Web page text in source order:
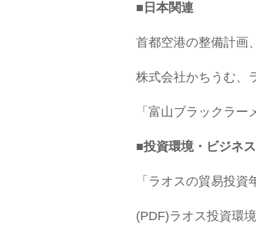
■日本関連
首都空港の整備計
株式会社かちうむ
「富山ブラックラ
■投資環境・ビジネ
「ラオスの貿易投
(PDF)ラオス投資環